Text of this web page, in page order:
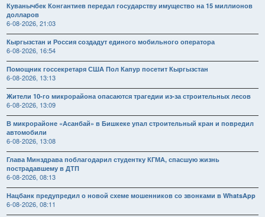
Куванычбек Конгантиев передал государству имущество на 15 миллионов
долларов
6-08-2026, 21:03
Кыргызстан и Россия создадут единого мобильного оператора
6-08-2026, 16:54
Помощник госсекретаря США Пол Капур посетит Кыргызстан
6-08-2026, 13:13
Жители 10-го микрорайона опасаются трагедии из-за строительных лесов
6-08-2026, 13:09
В микрорайоне «Асанбай» в Бишкеке упал строительный кран и повредил
автомобили
6-08-2026, 13:08
Глава Минздрава поблагодарил студентку КГМА, спасшую жизнь
пострадавшему в ДТП
6-08-2026, 08:13
Нацбанк предупредил о новой схеме мошенников со звонками в WhatsApp
6-08-2026, 08:11